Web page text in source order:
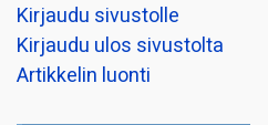
Kirjaudu sivustolle
Kirjaudu ulos sivustolta
Artikkelin luonti